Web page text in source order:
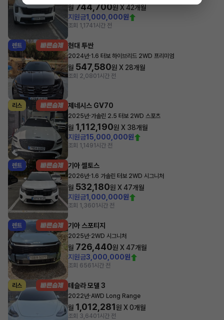
월 744,700원 X 42개월
지원금1,000,000원
조회 1,1741시간 전
렌트 현대 투싼
2024년·1.6 터보 하이브리드 2WD 프리미엄
월 547,580원 X 28개월
조회 2,0801시간 전
리스 제네시스 GV70
2025년·가솔린 2.5 터보 2WD 스포츠
월 1,112,190원 X 38개월
지원금15,000,000원
조회 1,1491시간 전
렌트 기아 셀토스
2026년·1.6 가솔린 터보 2WD 시그니처
월 532,180원 X47개월
지원금1,000,000원
조회 1,3601시간 전
렌트 기아 스포티지
2025년·2WD 시그니처
월 726,440원 X47개월
지원금3,000,000원
조회 6561시간 전
리스 테슬라 모델 3
2022년·AWD Long Range
월 1,012,281원 X0개월
조회 3,6401시간 전